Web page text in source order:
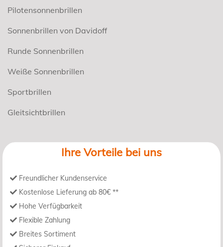
Pilotensonnenbrillen
Sonnenbrillen von Davidoff
Runde Sonnenbrillen
Weiße Sonnenbrillen
Sportbrillen
Gleitsichtbrillen
Ihre Vorteile bei uns
Freundlicher Kundenservice
Kostenlose Lieferung ab 80€ **
Hohe Verfügbarkeit
Flexible Zahlung
Breites Sortiment